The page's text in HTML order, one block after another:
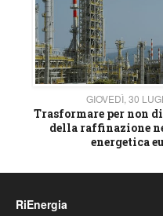
GIOVEDÌ, 30
Trasformare per non
della raffinazione
energetica
RiEnergia